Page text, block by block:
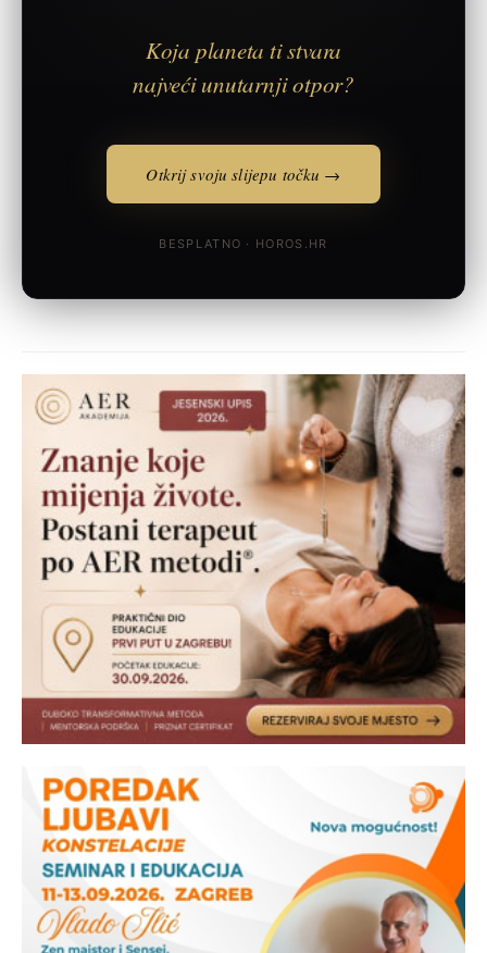
Koja planeta ti stvara
najveći unutarnji otpor?
Otkrij svoju slijepu točku →
BESPLATNO · HOROS.HR